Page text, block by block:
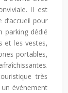
Il est
pour
parking dédié
et les vestes,
portables,
très
événement